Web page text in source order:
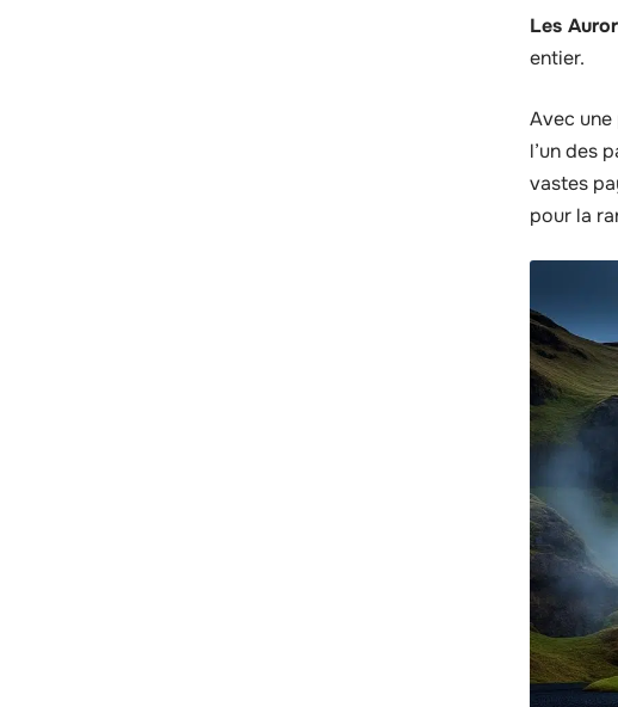
Les
entier.
Avec
l’un des
vastes
pour la